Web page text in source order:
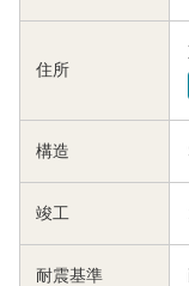
住所
構造
竣工
耐震基準